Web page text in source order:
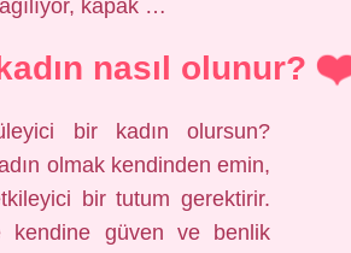
kapak …
nasıl olunur?
bir kadın olursun?
olmak kendinden emin,
bir tutum gerektirir.
kendine güven ve benlik